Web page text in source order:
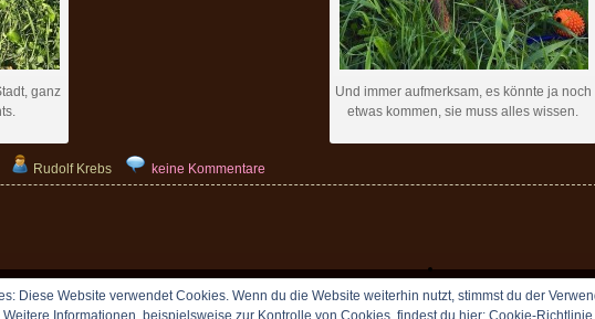
ganz
Und immer aufmerksam, es könnte ja noch
etwas kommen, sie muss alles wissen.
Rudolf Krebs keine Kommentare
Copyright © 2009 vomDippold.de. All rights reserved.
Diese Website verwendet Cookies. Wenn du die Website weiterhin nutzt, stimmst du der
Weitere Informationen, beispielsweise zur Kontrolle von Cookies, findest du hier:Cookie-Richtlinie